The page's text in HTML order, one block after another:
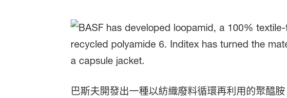
巴斯夫開發出一種以紡織廢料循環再利用的聚醯